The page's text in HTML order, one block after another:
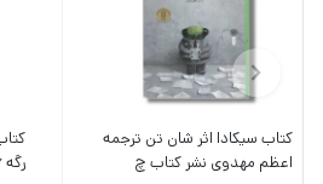
کتاب سیکادا اثر شان تن ترجمه
اعظم مهدوی نشر کتاب چ